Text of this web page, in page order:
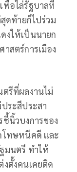
พื่อไล่รัฐบาลที่
ดท้ายก็ไปร่วม
งให้เป็นนายก
สตร์การเมือง
รีที่ผลงานไม่
ระสีประสา
ชี้นิ้วบงการของ
โทษหนีคดี และ
มนตรี ทำให้
ตั้งคนเคยติด